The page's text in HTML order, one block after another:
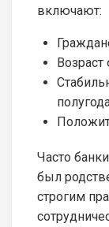
включают:
Часто
был
строгим